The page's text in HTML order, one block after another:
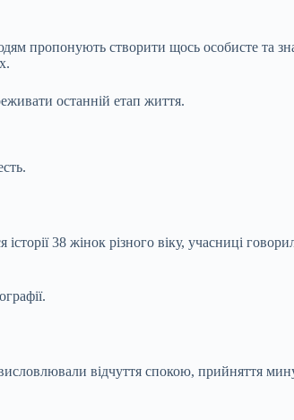
пропонують створити щось особисте та
останній етап життя.
38 жінок різного віку, учасниці
відчуття спокою, прийняття